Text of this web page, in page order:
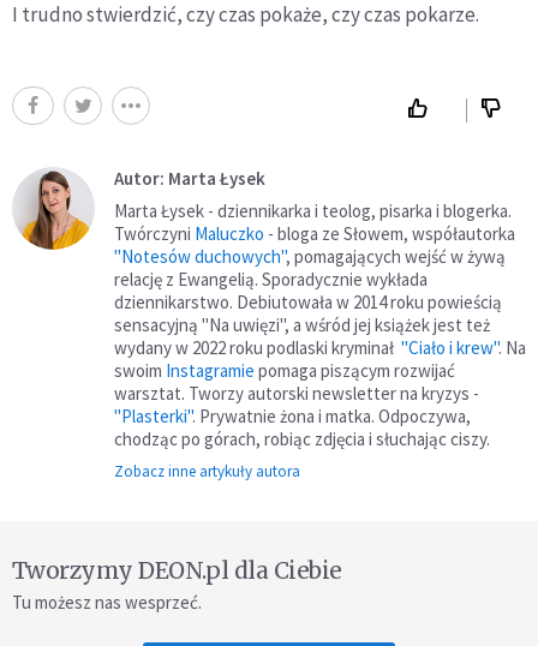
I trudno stwierdzić, czy czas pokaże, czy czas pokarze.
Autor: Marta Łysek
Marta Łysek - dziennikarka i teolog, pisarka i blogerka.
Twórczyni Maluczko - bloga ze Słowem, współautorka
"Notesów duchowych", pomagających wejść w żywą
relację z Ewangelią. Sporadycznie wykłada
dziennikarstwo. Debiutowała w 2014 roku powieścią
sensacyjną "Na uwięzi", a wśród jej książek jest też
wydany w 2022 roku podlaski kryminał "Ciało i krew". Na
swoim Instagramie pomaga piszącym rozwijać
warsztat. Tworzy autorski newsletter na kryzys -
"Plasterki". Prywatnie żona i matka. Odpoczywa,
chodząc po górach, robiąc zdjęcia i słuchając ciszy.
Zobacz inne artykuły autora
Tworzymy DEON.pl dla Ciebie
Tu możesz nas wesprzeć.